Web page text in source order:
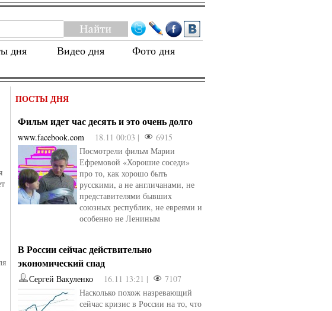
дня Видео дня Фото дня
ПОСТЫ ДНЯ
Фильм идет час десять и это очень долго
www.facebook.com 18.11 00:03 |
6915
Посмотрели фильм Марии
Ефремовой «Хорошие соседи»
про то, как хорошо быть
русскими, а не англичанами, не
представителями бывших
союзных республик, не евреями и
особенно не Лениным
В России сейчас действительно
экономический спад
Сергей Вакуленко 16.11 13:21 |
7107
Насколько похож назревающий
сейчас кризис в России на то, что